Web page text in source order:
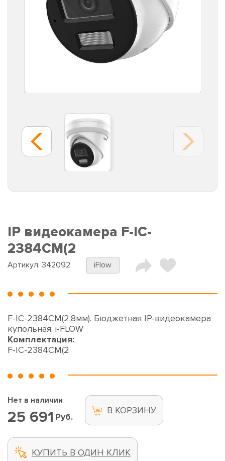
IP видеокамера F-IC-
2384CM(2
Артикул: 342092 iFlow
F-IC-2384CM(2.8мм). Бюджетная IP-видеокамера
купольная. i-FLOW
Комплектация:
F-IC-2384CM(2
Нет в наличии
25 691 Руб.
В КОРЗИНУ
КУПИТЬ В ОДИН КЛИК